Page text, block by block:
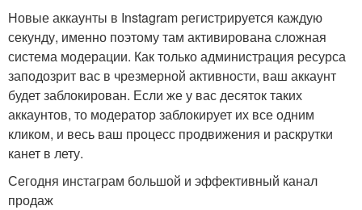
Новые аккаунты в Instagram регистрируется каждую
секунду, именно поэтому там активирована сложная
система модерации. Как только администрация ресурса
заподозрит вас в чрезмерной активности, ваш аккаунт
будет заблокирован. Если же у вас десяток таких
аккаунтов, то модератор заблокирует их все одним
кликом, и весь ваш процесс продвижения и раскрутки
канет в лету.
Сегодня инстаграм большой и эффективный канал
продаж